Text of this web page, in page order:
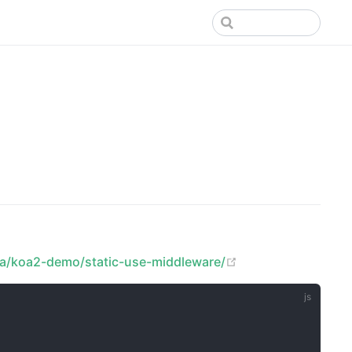
koa2-demo/static-use-middleware/